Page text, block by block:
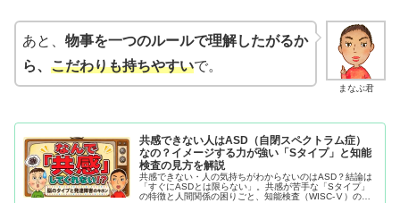
まなぶ君
あと、 物事を一つのルールで理解したがるか
ら、 こだわりも持ちやすいで。
共感できない人はASD（自閉スペクトラム症）
なの？イメージする力が強い「Sタイプ」と知能
検査の見方を解説
共感できない・人の気持ちがわからないのはASD？結論は
「すぐにASDとは限らない」。共感が苦手な「Sタイプ」
の特徴と人間関係の困りごと、知能検査（WISC-Ⅴ）の見